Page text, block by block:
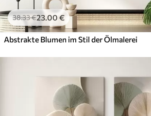
38.33€23.00 €
Abstrakte Blumen im Stil der Ölmalerei